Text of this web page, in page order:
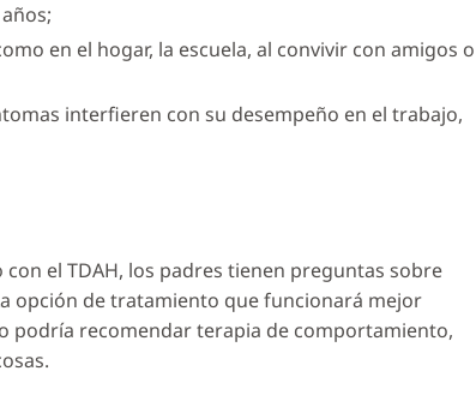
en el hogar, la escuela, al convivir con amigos o
interfieren con su desempeño en el trabajo,
el TDAH, los padres tienen preguntas sobre
opción de tratamiento que funcionará mejor
podría recomendar terapia de comportamiento,